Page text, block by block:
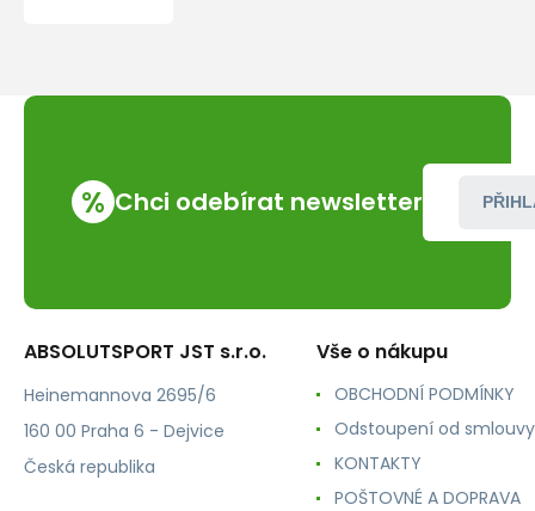
% Chci odebírat newsletter
ABSOLUTSPORT JST s.r.o.
Heinemannova 2695/6
160 00 Praha 6 - Dejvice
Česká republika
Vše o nákupu
OBCHODNÍ PODMÍNKY
Odstoupení od smlouvy
KONTAKTY
POŠTOVNÉ A DOPRAVA